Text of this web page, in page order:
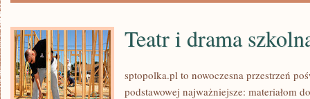
Teatr i drama
sptopolka.pl to nowoczesna przestrzeń
podstawowej najważniejsze: materiałom